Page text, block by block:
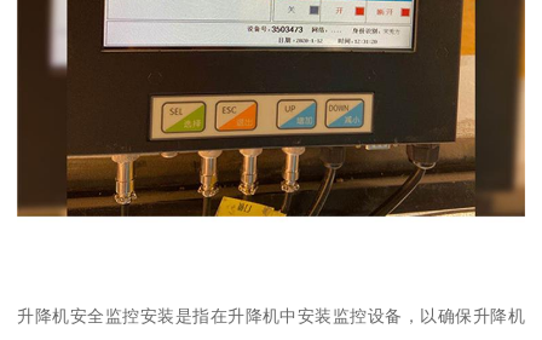
升降机安全监控安装是指在升降机中安装监控设备，以确保升降机